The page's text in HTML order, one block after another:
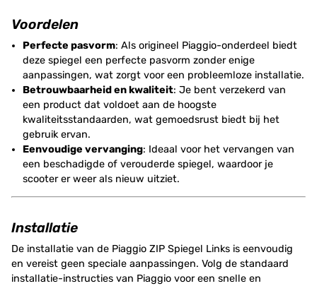
Voordelen
Perfecte pasvorm: Als origineel Piaggio-onderdeel biedt
deze spiegel een perfecte pasvorm zonder enige
aanpassingen, wat zorgt voor een probleemloze installatie.
Betrouwbaarheid en kwaliteit: Je bent verzekerd van
een product dat voldoet aan de hoogste
kwaliteitsstandaarden, wat gemoedsrust biedt bij het
gebruik ervan.
Eenvoudige vervanging: Ideaal voor het vervangen van
een beschadigde of verouderde spiegel, waardoor je
scooter er weer als nieuw uitziet.
Installatie
De installatie van de Piaggio ZIP Spiegel Links is eenvoudig
en vereist geen speciale aanpassingen. Volg de standaard
installatie-instructies van Piaggio voor een snelle en